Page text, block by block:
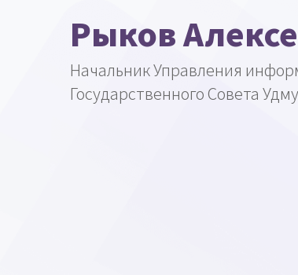
Рыков
Начальник Управления
Государственного Совета